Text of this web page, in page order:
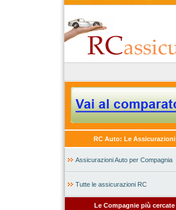
RC Auto: Le Assicurazioni
Assicurazioni Auto per Compagnia
Tutte le assicurazioni RC
Le Compagnie più cercate